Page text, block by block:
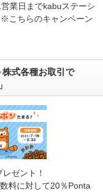
業日までkabuステーシ
こちらのキャンペーン
式各種お取引で
ゼント！
料に対して20％Ponta